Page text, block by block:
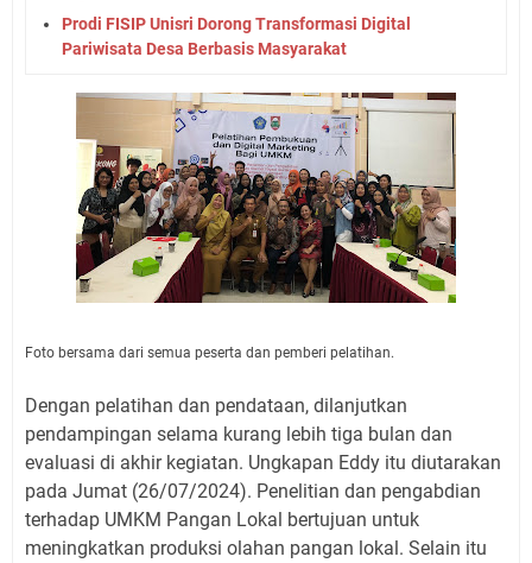
Prodi FISIP Unisri Dorong Transformasi Digital
Pariwisata Desa Berbasis Masyarakat
Foto bersama dari semua peserta dan pemberi pelatihan.
Dengan pelatihan dan pendataan, dilanjutkan
pendampingan selama kurang lebih tiga bulan dan
evaluasi di akhir kegiatan. Ungkapan Eddy itu diutarakan
pada Jumat (26/07/2024). Penelitian dan pengabdian
terhadap UMKM Pangan Lokal bertujuan untuk
meningkatkan produksi olahan pangan lokal. Selain itu